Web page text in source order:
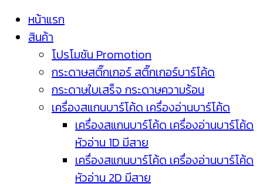
หน้าแรก
สินค้า
โปรโมชัน Promotion
กระดาษสติ๊กเกอร์ สติ๊กเกอร์บาร์โค้ด
กระดาษใบเสร็จ กระดาษความร้อน
เครื่องสแกนบาร์โค้ด เครื่องอ่านบาร์โค้ด
เครื่องสแกนบาร์โค้ด เครื่องอ่านบาร์โค้ด
หัวอ่าน 1D มีสาย
เครื่องสแกนบาร์โค้ด เครื่องอ่านบาร์โค้ด
หัวอ่าน 2D มีสาย